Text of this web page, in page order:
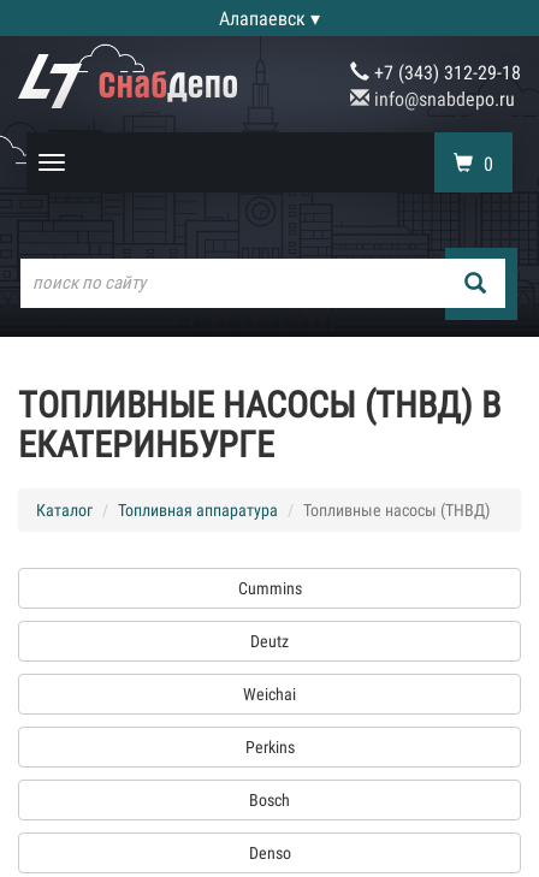
Алапаевск ▾
+7 (343) 312-29-18
info@snabdepo.ru
Toggle
0
ТОПЛИВНЫЕ НАСОСЫ (ТНВД) В
ЕКАТЕРИНБУРГЕ
Каталог Топливная аппаратура Топливные насосы (ТНВД)
Cummins
Deutz
Weichai
Perkins
Bosch
Denso